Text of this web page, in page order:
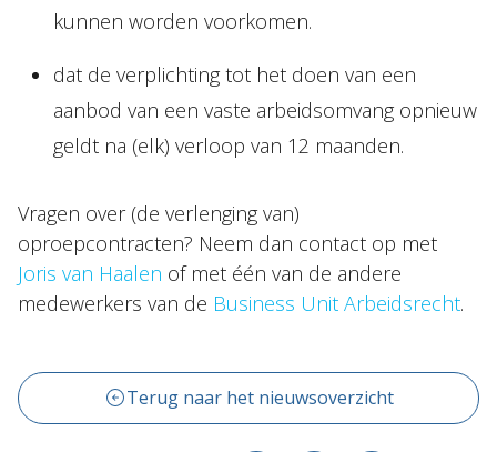
kunnen worden voorkomen.
dat de verplichting tot het doen van een
aanbod van een vaste arbeidsomvang opnieuw
geldt na (elk) verloop van 12 maanden.
Vragen over (de verlenging van)
oproepcontracten? Neem dan contact op met
Joris van Haalen of met één van de andere
medewerkers van de Business Unit Arbeidsrecht.
Terug naar het nieuwsoverzicht